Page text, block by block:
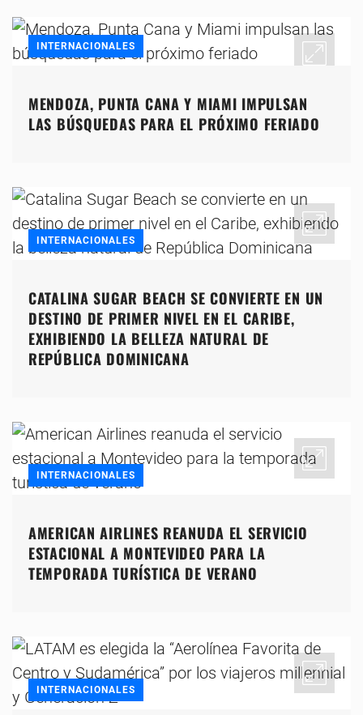
INTERNACIONALES
MENDOZA, PUNTA CANA Y MIAMI IMPULSAN
LAS BÚSQUEDAS PARA EL PRÓXIMO FERIADO
INTERNACIONALES
CATALINA SUGAR BEACH SE CONVIERTE EN UN
DESTINO DE PRIMER NIVEL EN EL CARIBE,
EXHIBIENDO LA BELLEZA NATURAL DE
REPÚBLICA DOMINICANA
INTERNACIONALES
AMERICAN AIRLINES REANUDA EL SERVICIO
ESTACIONAL A MONTEVIDEO PARA LA
TEMPORADA TURÍSTICA DE VERANO
INTERNACIONALES